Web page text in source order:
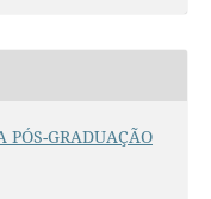
GRADUAÇÃO